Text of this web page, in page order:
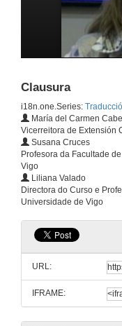
Clausura
i18n.one.Series:
María del Carmen
Vicerreitora de Extensión
Susana Cruces
Profesora da Facultade
Vigo
Liliana Valado
Directora do Curso e
Universidade de Vigo
URL:
IFRAME: